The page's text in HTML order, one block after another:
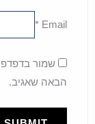
Email
*
שמור
הבאה שאגיב.